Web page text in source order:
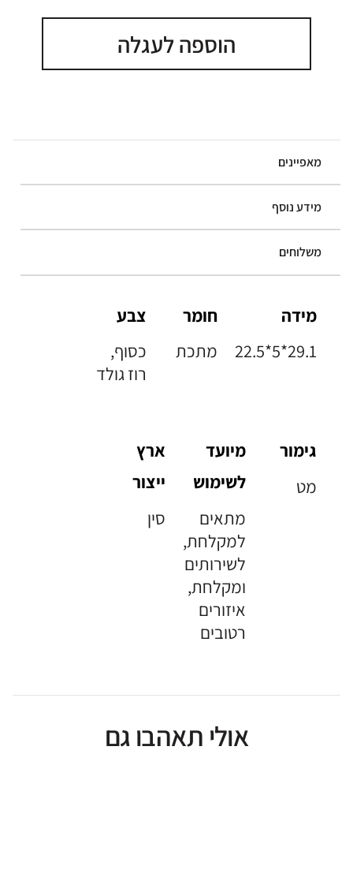
הוספה לעגלה
מאפיינים
מידע נוסף
משלוחים
מידה
22.5*5*29.1
חומר
מתכת
צבע
כסוף,
רוז גולד
גימור
מט
מיועד
לשימוש
מתאים
למקלחת,
לשירותים
ומקלחת,
איזורים
רטובים
ארץ
ייצור
סין
אולי תאהבו גם